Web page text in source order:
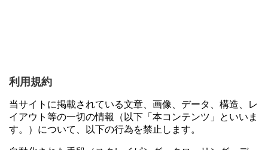
利用規約
当サイトに掲載されている文章、画像、データ、構造、レ
イアウト等の一切の情報（以下「本コンテンツ」といいま
す。）について、以下の行為を禁止します。